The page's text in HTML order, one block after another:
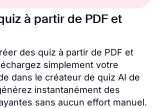
à partir de PDF et
des quiz à partir de PDF et
simplement votre
dans le créateur de quiz AI de
instantanément des
sans aucun effort manuel.